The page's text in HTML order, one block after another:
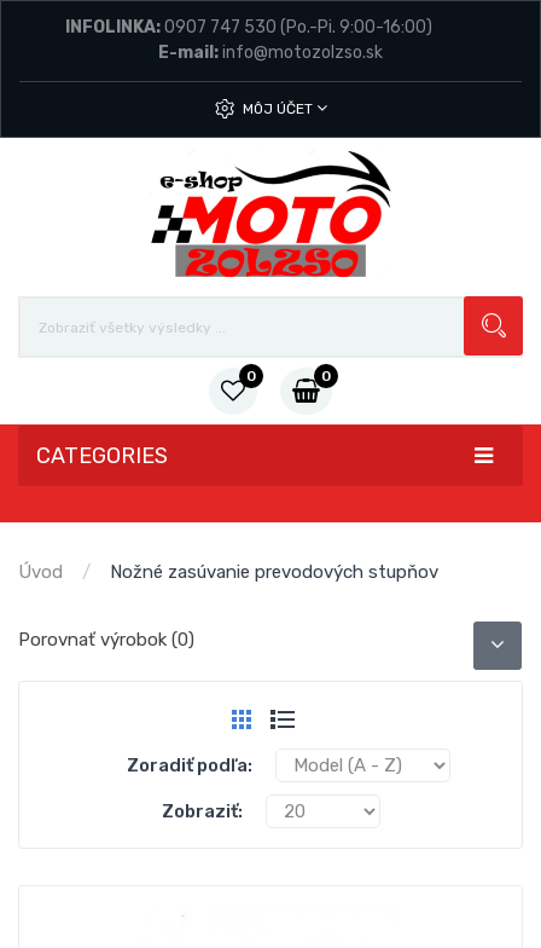
INFOLINKA:0907 747 530 (Po.-Pi. 9:00-16:00)
E-mail:info@motozolzso.sk
MÔJ ÚČET
0 0
CATEGORIES
Úvod Nožné zasúvanie prevodových stupňov
Porovnať výrobok (0)
Zoradiť podľa:
Zobraziť: